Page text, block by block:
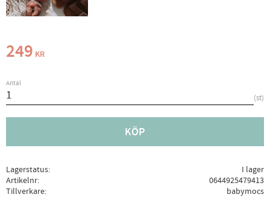
249 KR
Antal
st
KÖP
Lagerstatus
I lager
Artikelnr
0644925479413
Tillverkare
babymocs